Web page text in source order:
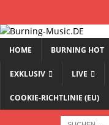
HOME BURNING HOT
EXKLUSIV LIVE
COOKIE-RICHTLINIE (EU)